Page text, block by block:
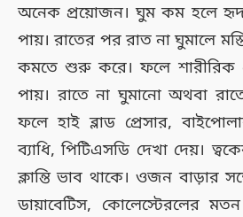
অনেক প্রয়োজন। ঘুম কম হলে হৃদ
পায়। রাতের পর রাত না ঘুমালে
কমতে শুরু করে। ফলে শারীরিক
পায়। রাতে না ঘুমানো অথবা
ফলে হাই ব্লাড প্রেসার,
ব্যাধি, পিটিএসডি দেখা দেয়।
ক্লান্তি ভাব থাকে। ওজন বাড়ার
ডায়াবেটিস, কোলেস্টেরলের